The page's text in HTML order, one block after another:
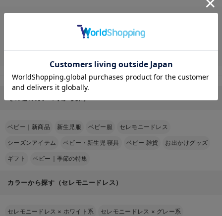
ったりとしたシルエット、通気性の良い素材、 そして授乳に便利なデザイ
ンなど、おしゃれで可愛いセレモニードレス 50㎝の定番アイテムから最
ベビー｜新商品 新生児服 ベビー服 セレモニードレス
シーズンアイテム ベビー・新生児 寝具 ベビー 雑貨 お出かけグッズ
ギフト ベビー｜季節の特集
カラーから探す（セレモニードレス）
セレモニードレス × ホワイト系 セレモニードレス × グレー系
お気に入り商品を確認する